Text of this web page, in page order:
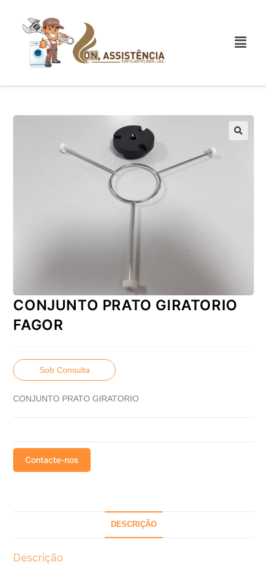
CONJUNTO PRATO GIRATORIO
FAGOR
Sob Consulta
CONJUNTO PRATO GIRATORIO
Contacte-nos
DESCRIÇÃO
Descrição